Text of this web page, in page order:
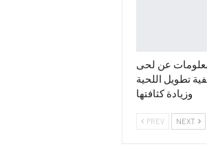
عن لحى
تطويل اللحية
وزيادة كثافتها
PREV NEXT